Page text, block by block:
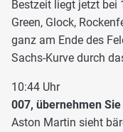
Bestzeit liegt jetzt bei
Green, Glock,
ganz am Ende des
Sachs-Kurve durch
10:44 Uhr
007, übernehmen Sie
Aston Martin sieht